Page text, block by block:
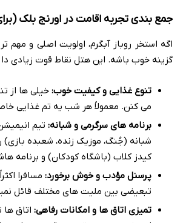
جمع بندی تجربه اقامت در اورنج بلک
اگه استخر روباز آبگرم، اولویت اصلی و
گزینه خوب باشه. این هتل نقاط قوت زیادی
تنوع غذایی و کیفیت خوب: خیلی ها از
می کنن. معمولاً هر شب یه تم غذایی
برنامه های سرگرمی و شبانه: تیم
شبانه (جُنگ، موزیک زنده، شعبده بازی)
کیدز کلاب (باشگاه کودکان) و برنامه
پرسنل مؤدب و خوش برخورد: مسافرا
تبعیضی بین ملیت های مختلف قائل
تمیزی اتاق ها و امکانات رفاهی: اتاق